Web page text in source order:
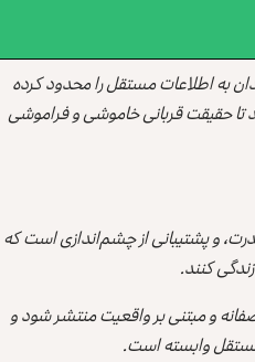
به اطلاعات مستقل را محدود کرده
تا حقیقت قربانی خاموشی و فراموشی
و پشتیبانی از چشم‌اندازی است که
کنند.
و مبتنی بر واقعیت منتشر شود و
مستقل وابسته است.